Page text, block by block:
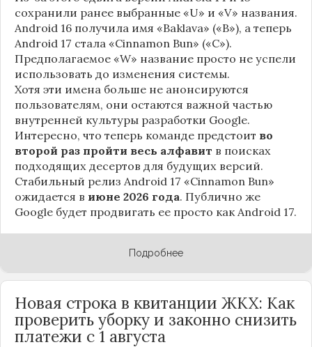
сохранили ранее выбранные «U» и «V» названия.
Android 16 получила имя «Baklava» («B»), а теперь
Android 17 стала «Cinnamon Bun» («C»).
Предполагаемое «W» название просто не успели
использовать до изменения системы.
Хотя эти имена больше не анонсируются
пользователям, они остаются важной частью
внутренней культуры разработки Google.
Интересно, что теперь команде предстоит во
второй раз пройти весь алфавит в поисках
подходящих десертов для будущих версий.
Стабильный релиз Android 17 «Cinnamon Bun»
ожидается в июне 2026 года. Публично же
Google будет продвигать ее просто как Android 17.
Подробнее
Новая строка в квитанции ЖКХ: Как
проверить уборку и законно снизить
платежи с 1 августа